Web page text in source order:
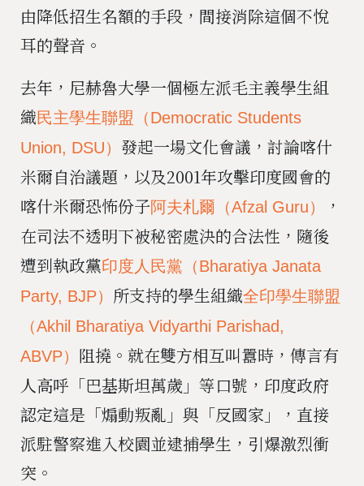
由降低招生名額的手段，間接消除這個不悅
耳的聲音。
去年，尼赫魯大學一個極左派毛主義學生組
織民主學生聯盟（Democratic Students
Union, DSU） 發起一場文化會議，討論喀什
米爾自治議題，以及2001年攻擊印度國會的
喀什米爾恐怖份子阿夫札爾（Afzal Guru）
，
在司法不透明下被秘密處決的合法性，隨後
遭到執政黨印度人民黨（Bharatiya Janata
Party, BJP） 所支持的學生組織全印學生聯盟
（Akhil Bharatiya Vidyarthi Parishad,
ABVP） 阻撓。就在雙方相互叫囂時，傳言有
人高呼「巴基斯坦萬歲」等口號，印度政府
認定這是「煽動叛亂」與「反國家」，直接
派駐警察進入校園並逮捕學生，引爆激烈衝
突。